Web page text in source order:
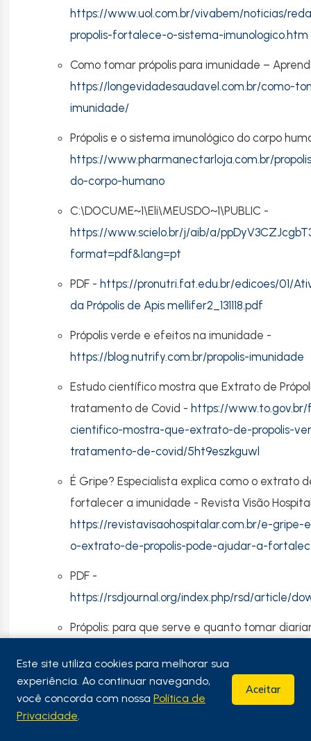
https://www.uol.com.br/vivabem/noticias/
propolis-fortalece-o-sistema-imunologico.htm
Como tomar própolis para imunidade –
https://longevidadesaudavel.com.br/como-
imunidade/
Própolis e o sistema imunológico do corpo
https://www.pharmanectarloja.com.br/
do-corpo-humano
C:\DOCUME~1\Eli\MEUSDO~1\PUBLIC -
https://www.scielo.br/j/aib/a/
format=pdf&lang=pt
PDF - https://pronutri.fat.edu.br/edicoes/01/
da Própolis de Apis mellifer2_131118.pdf
Própolis verde e efeitos na imunidade -
https://blog.nutrify.com.br/propolis-imunidade
Estudo científico mostra que Extrato de
tratamento de Covid - https://
cientifico-mostra-que-extrato-de-propolis-
tratamento-de-covid/5ht9eszkguwl
É Gripe? Especialista explica como o extrato
fortalecer a imunidade - Revista Visão
https://revistavisaohospitalar.com.br/e-gripe-
o-extrato-de-propolis-pode-ajudar-a-
PDF -
https://rsdjournal.org/index.php/rsd/article/
Própolis: para que serve e quanto tomar
para-que-serve-e-quanto-tomar-
6 Benefícios do extrato de própolis para a
https://www.avenafarmaceutica.com.br/
Este site utiliza cookies para melhorar sua
experiência. Ao continuar navegando,
você concorda com nossa Política de
Privacidade.
Aceitar